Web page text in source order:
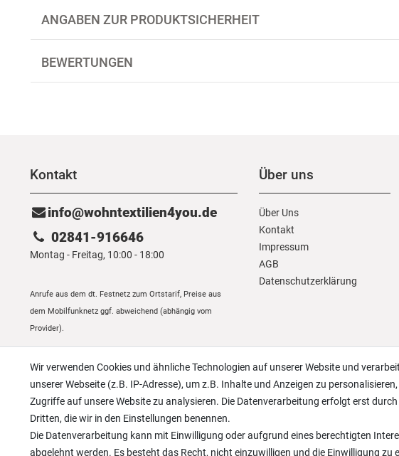
ANGABEN ZUR PRODUKTSICHERHEIT
BEWERTUNGEN
Kontakt
info@wohntextilien4you.de
02841-916646
Montag - Freitag, 10:00 - 18:00
Anrufe aus dem dt. Festnetz zum Ortstarif, Preise aus
dem Mobilfunknetz ggf. abweichend (abhängig vom
Provider).
Über uns
Über Uns
Kontakt
Impressum
AGB
Daten­schutz­erklärung
Wir verwenden Cookies und ähnliche Technologien auf unserer Website und
unserer Webseite (z.B. IP-Adresse), um z.B. Inhalte und Anzeigen zu
Zugriffe auf unsere Website zu analysieren. Die Datenverarbeitung erfolgt erst
Dritten, die wir in den Einstellungen benennen.
Die Datenverarbeitung kann mit Einwilligung oder aufgrund eines berechtigten
abgelehnt werden. Es besteht das Recht, nicht einzuwilligen und die Einwilligung zu